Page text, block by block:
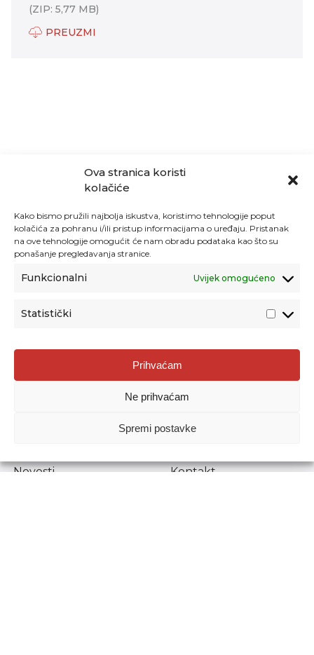
Ova stranica koristi
kolačiće
Kako bismo pružili najbolja iskustva, koristimo tehnologije poput
kolačića za pohranu i/ili pristup informacijama o uređaju. Pristanak
na ove tehnologije omogućit će nam obradu podataka kao što su
ponašanje pregledavanja stranice.
Funkcionalni Uvijek omogućeno
Statistički
Prihvaćam
Ne prihvaćam
Spremi postavke
(ZIP: 5,77 MB)
PREUZMI
Agencija za odgoj i obrazovanje
Donje Svetice 38, 10000 Zagreb
1778129
Prenošenje sadržaja dopušteno je uz navođenje izvora.
Novosti
Kontakt